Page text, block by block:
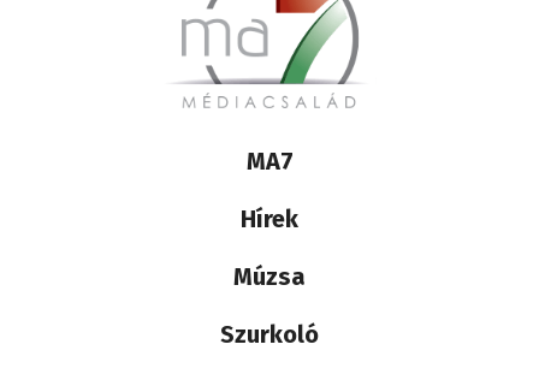
Lábléc
médiacsalád
MA7
Hírek
Múzsa
Szurkoló